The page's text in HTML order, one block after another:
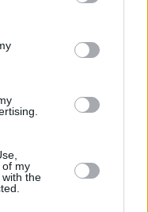
third-party tags to
in below Google
of my
the
κατηγορείται
βίντεο και